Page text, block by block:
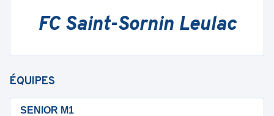
FC Saint-Sornin Leulac
ÉQUIPES
SENIOR M1